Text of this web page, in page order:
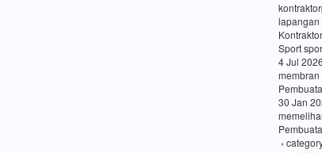
lapangan
Sport
4 Jul
membran
30 Jan
›